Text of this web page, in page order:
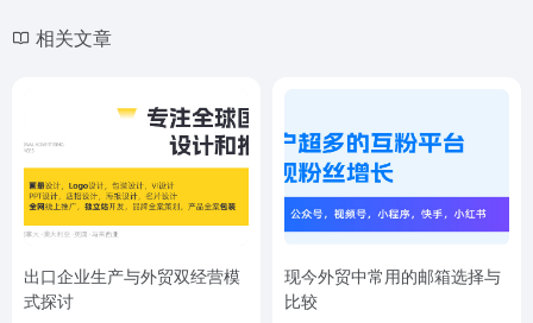
相关文章
出口企业生产与外贸双经营模
式探讨
现今外贸中常用的邮箱选择与
比较